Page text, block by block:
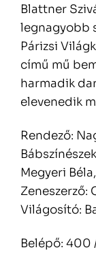
Blattner
legnagyobb
Párizsi
című mű
harmadik
elevenedik
Rendező:
Megyeri
Zeneszerző:
Világosító:
Belépő: 400